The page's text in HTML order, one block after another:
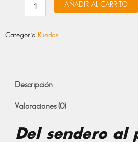
AÑADIR AL CARRITO
Categoría Ruedas
Descripción
Valoraciones (0)
Del sendero al